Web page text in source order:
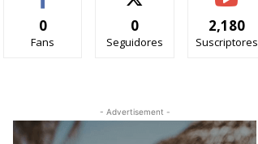
0
Fans
0
Seguidores
2,180
Suscriptores
- Advertisement -